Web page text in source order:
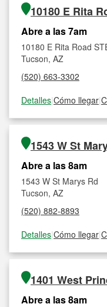
10180 E Rita
Abre a las 7am
10180 E Rita Road
Tucson, AZ
(520) 663-3302
Detalles|Cómo llegar|
1543 W St
Abre a las 8am
1543 W St Marys Rd
Tucson, AZ
(520) 882-8893
Detalles|Cómo llegar|
1401 West
Abre a las 8am